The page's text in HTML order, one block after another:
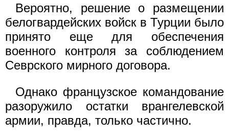
Вероятно, решение о размещении
белогвардейских войск в Турции было
принято еще для обеспечения
военного контроля за соблюдением
Севрского мирного договора.
Однако французское командование
разоружило остатки врангелевской
армии, правда, только частично.